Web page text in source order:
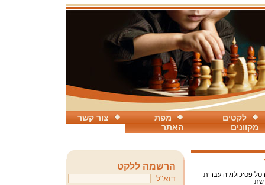
צור קשר
מפת
האתר
לקטים
מקוונים
פסיכולוגיה עברית
הרשמה ללקט
דוא"ל